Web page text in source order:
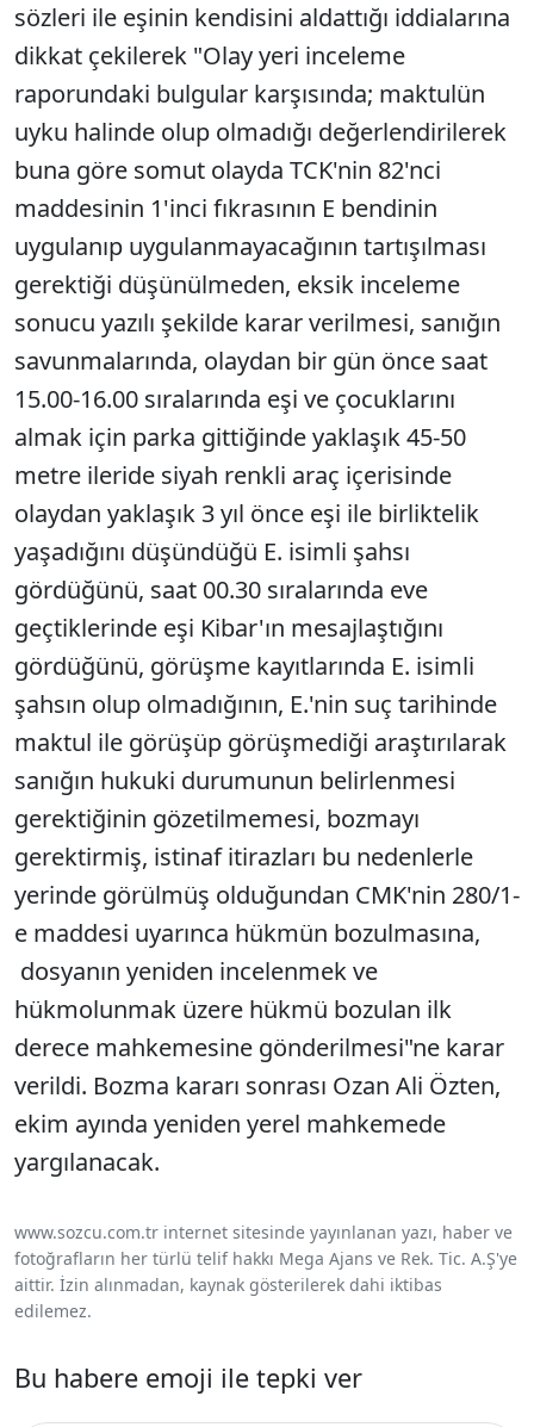
sözleri ile eşinin kendisini aldattığı iddialarına
dikkat çekilerek "Olay yeri inceleme
raporundaki bulgular karşısında; maktulün
uyku halinde olup olmadığı değerlendirilerek
buna göre somut olayda TCK'nin 82'nci
maddesinin 1'inci fıkrasının E bendinin
uygulanıp uygulanmayacağının tartışılması
gerektiği düşünülmeden, eksik inceleme
sonucu yazılı şekilde karar verilmesi, sanığın
savunmalarında, olaydan bir gün önce saat
15.00-16.00 sıralarında eşi ve çocuklarını
almak için parka gittiğinde yaklaşık 45-50
metre ileride siyah renkli araç içerisinde
olaydan yaklaşık 3 yıl önce eşi ile birliktelik
yaşadığını düşündüğü E. isimli şahsı
gördüğünü, saat 00.30 sıralarında eve
geçtiklerinde eşi Kibar'ın mesajlaştığını
gördüğünü, görüşme kayıtlarında E. isimli
şahsın olup olmadığının, E.'nin suç tarihinde
maktul ile görüşüp görüşmediği araştırılarak
sanığın hukuki durumunun belirlenmesi
gerektiğinin gözetilmemesi, bozmayı
gerektirmiş, istinaf itirazları bu nedenlerle
yerinde görülmüş olduğundan CMK'nin 280/1-
e maddesi uyarınca hükmün bozulmasına,
dosyanın yeniden incelenmek ve
hükmolunmak üzere hükmü bozulan ilk
derece mahkemesine gönderilmesi"ne karar
verildi. Bozma kararı sonrası Ozan Ali Özten,
ekim ayında yeniden yerel mahkemede
yargılanacak.
www.sozcu.com.tr internet sitesinde yayınlanan yazı, haber ve
fotoğrafların her türlü telif hakkı Mega Ajans ve Rek. Tic. A.Ş'ye
aittir. İzin alınmadan, kaynak gösterilerek dahi iktibas
edilemez.
Bu habere emoji ile tepki ver